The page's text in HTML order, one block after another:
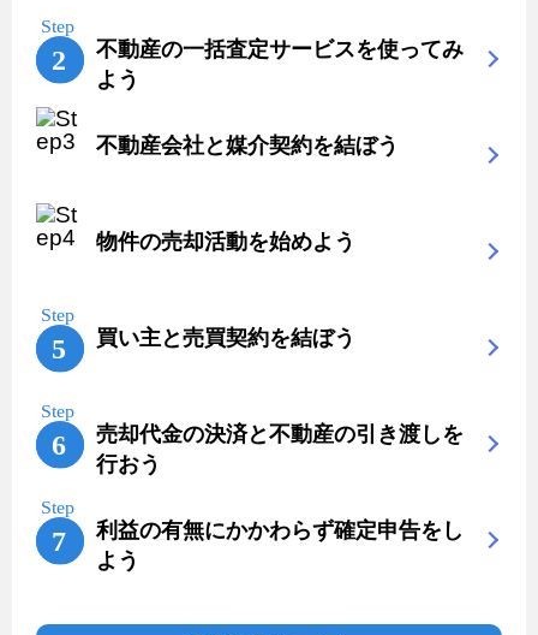
不動産の一括査定サービスを使ってみ
よう
不動産会社と媒介契約を結ぼう
物件の売却活動を始めよう
買い主と売買契約を結ぼう
売却代金の決済と不動産の引き渡しを
行おう
利益の有無にかかわらず確定申告をし
よう